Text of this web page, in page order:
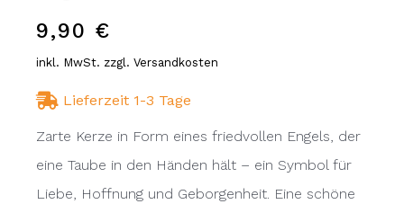
9,90 €
inkl. MwSt. zzgl. Versandkosten
Lieferzeit 1-3 Tage
Zarte Kerze in Form eines friedvollen Engels, der
eine Taube in den Händen hält – ein Symbol für
Liebe, Hoffnung und Geborgenheit. Eine schöne